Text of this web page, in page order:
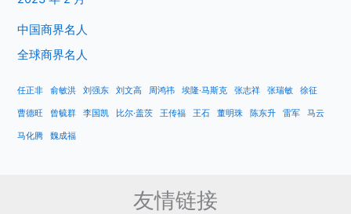
中国商界名人
全球商界名人
任正非 俞敏洪 刘强东 刘文高 周鸿祎 埃隆·马斯克 张志祥 张瑞敏 徐征
曹德旺 曾毓群 李国凯 比尔·盖茨 王传福 王石 董明珠 陈东升 雷军 马云
马化腾 魏成福
友情链接